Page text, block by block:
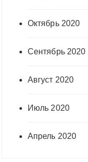
Октябрь 2020
Сентябрь 2020
Август 2020
Июль 2020
Апрель 2020